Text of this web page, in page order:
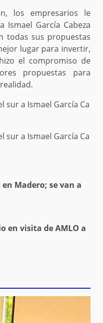
los empresarios le
García Cabeza
todas sus propuestas
lugar para invertir,
el compromiso de
propuestas para
Madero; se van a
en visita de AMLO a